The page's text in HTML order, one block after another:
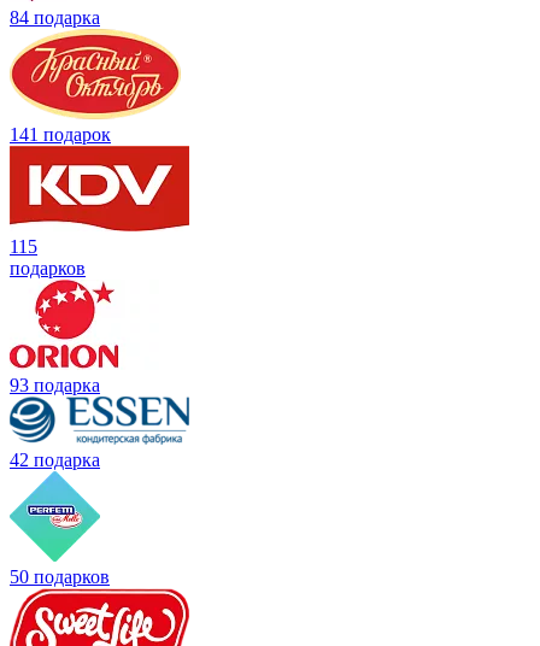
84 подарка
141 подарок
115
подарков
93 подарка
42 подарка
50 подарков